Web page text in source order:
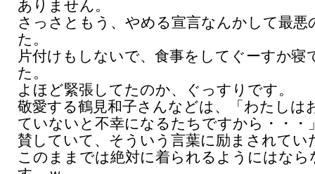
ありません。
さっさともう、やめる宣言なんかして最悪
た。
片付けもしないで、食事をしてぐーすか寝
た。
よほど緊張してたのか、ぐっすりです。
敬愛する鶴見和子さんなどは、「わたしは
ていないと不幸になるたちですから・・・
賛していて、そういう言葉に励まされてい
このままでは絶対に着られるようにはなら